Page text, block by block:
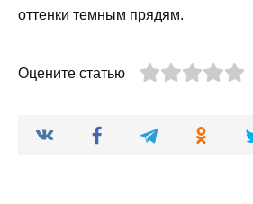
оттенки темным прядям.
Оцените статью